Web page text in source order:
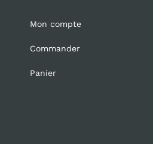
Mon compte
Commander
Panier